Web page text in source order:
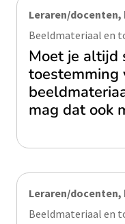
Leraren/docenten,
Beeldmateriaal en
Moet je altijd
toestemming
mag dat ook
Leraren/docenten,
Beeldmateriaal en